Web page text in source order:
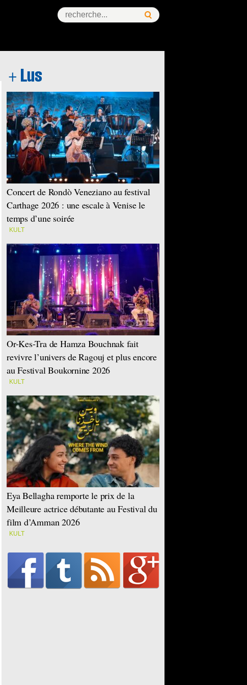
Concert de Rondò Veneziano au festival
Carthage 2026 : une escale à Venise le
temps d’une soirée
KULT
Or-Kes-Tra de Hamza Bouchnak fait
revivre l’univers de Ragouj et plus encore
au Festival Boukornine 2026
KULT
Eya Bellagha remporte le prix de la
Meilleure actrice débutante au Festival du
film d’Amman 2026
KULT